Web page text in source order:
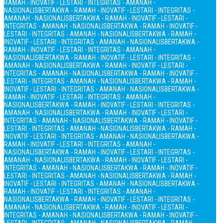
RAMAH - INOVATIF - LESTARI - INTEGRITAS - AMANAH -
NASIONALISBERTAKWA - RAMAH - INOVATIF - LESTARI - INTEGRITAS -
AMANAH - NASIONALISBERTAKWA - RAMAH - INOVATIF - LESTARI -
INTEGRITAS - AMANAH - NASIONALISBERTAKWA - RAMAH - INOVATIF -
LESTARI - INTEGRITAS - AMANAH - NASIONALISBERTAKWA - RAMAH -
INOVATIF - LESTARI - INTEGRITAS - AMANAH - NASIONALISBERTAKWA -
RAMAH - INOVATIF - LESTARI - INTEGRITAS - AMANAH -
NASIONALISBERTAKWA - RAMAH - INOVATIF - LESTARI - INTEGRITAS -
AMANAH - NASIONALISBERTAKWA - RAMAH - INOVATIF - LESTARI -
INTEGRITAS - AMANAH - NASIONALISBERTAKWA - RAMAH - INOVATIF -
LESTARI - INTEGRITAS - AMANAH - NASIONALISBERTAKWA - RAMAH -
INOVATIF - LESTARI - INTEGRITAS - AMANAH - NASIONALISBERTAKWA -
RAMAH - INOVATIF - LESTARI - INTEGRITAS - AMANAH -
NASIONALISBERTAKWA - RAMAH - INOVATIF - LESTARI - INTEGRITAS -
AMANAH - NASIONALISBERTAKWA - RAMAH - INOVATIF - LESTARI -
INTEGRITAS - AMANAH - NASIONALISBERTAKWA - RAMAH - INOVATIF -
LESTARI - INTEGRITAS - AMANAH - NASIONALISBERTAKWA - RAMAH -
INOVATIF - LESTARI - INTEGRITAS - AMANAH - NASIONALISBERTAKWA -
RAMAH - INOVATIF - LESTARI - INTEGRITAS - AMANAH -
NASIONALISBERTAKWA - RAMAH - INOVATIF - LESTARI - INTEGRITAS -
AMANAH - NASIONALISBERTAKWA - RAMAH - INOVATIF - LESTARI -
INTEGRITAS - AMANAH - NASIONALISBERTAKWA - RAMAH - INOVATIF -
LESTARI - INTEGRITAS - AMANAH - NASIONALISBERTAKWA - RAMAH -
INOVATIF - LESTARI - INTEGRITAS - AMANAH - NASIONALISBERTAKWA -
RAMAH - INOVATIF - LESTARI - INTEGRITAS - AMANAH -
NASIONALISBERTAKWA - RAMAH - INOVATIF - LESTARI - INTEGRITAS -
AMANAH - NASIONALISBERTAKWA - RAMAH - INOVATIF - LESTARI -
INTEGRITAS - AMANAH - NASIONALISBERTAKWA - RAMAH - INOVATIF -